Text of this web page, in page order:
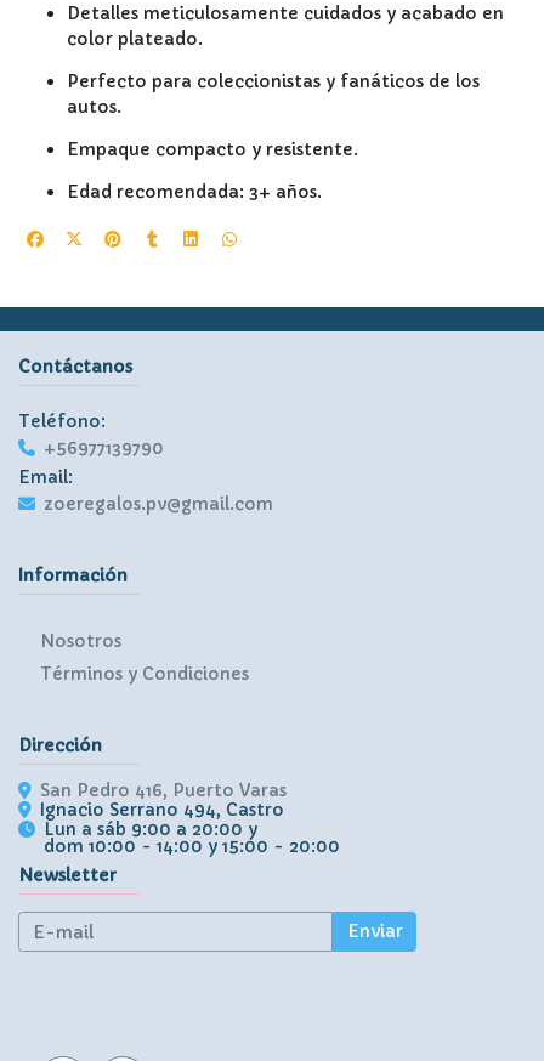
Detalles meticulosamente cuidados y acabado en
color plateado.
Perfecto para coleccionistas y fanáticos de los
autos.
Empaque compacto y resistente.
Edad recomendada: 3+ años.
Contáctanos
Teléfono:
+56977139790
Email:
zoeregalos.pv@gmail.com
Información
Nosotros
Términos y Condiciones
Dirección
San Pedro 416, Puerto Varas
Ignacio Serrano 494, Castro
Lun a sáb 9:00 a 20:00 y
dom 10:00 - 14:00 y 15:00 - 20:00
Newsletter
Enviar